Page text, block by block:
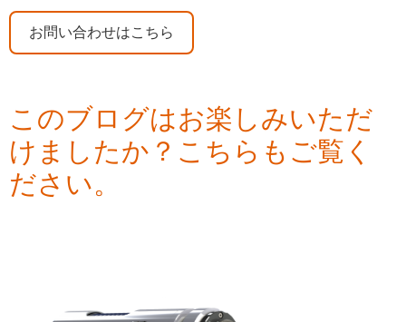
お問い合わせはこちら
このブログはお楽しみいただ
けましたか？こちらもご覧く
ださい。